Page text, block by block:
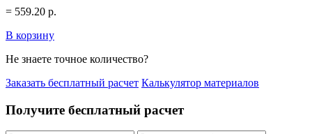
= 559.20 р.
В корзину
Не знаете точное количество?
Заказать бесплатный расчет Калькулятор материалов
Получите бесплатный расчет